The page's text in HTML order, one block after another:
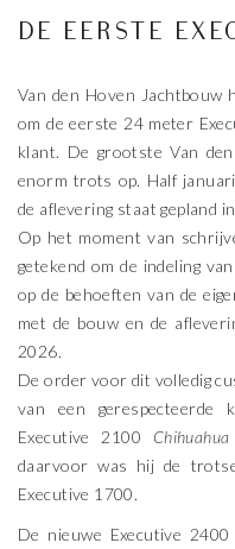
DE EERSTE
Van den Hoven Jachtbouw
om de eerste 24 meter
klant. De grootste Van
enorm trots op. Half
de aflevering staat gepland
Op het moment van
getekend om de indeling
op de behoeften van de
met de bouw en de
2026.
De order voor dit volledig
van een
Executive 2100 Chihuahua
daarvoor was hij de
Executive 1700.
De nieuwe Executive